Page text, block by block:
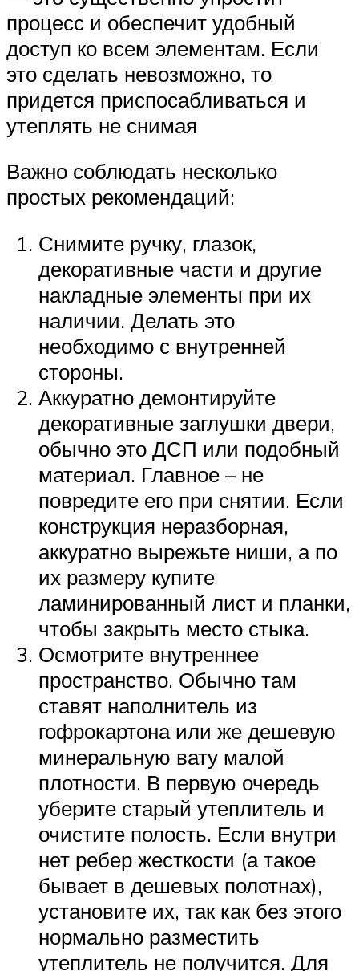
процесс и обеспечит удобный
доступ ко всем элементам. Если
это сделать невозможно, то
придется приспосабливаться и
утеплять не снимая
Важно соблюдать несколько
простых рекомендаций:
Снимите ручку, глазок,
декоративные части и другие
накладные элементы при их
наличии. Делать это
необходимо с внутренней
стороны.
Аккуратно демонтируйте
декоративные заглушки двери,
обычно это ДСП или подобный
материал. Главное – не
повредите его при снятии. Если
конструкция неразборная,
аккуратно вырежьте ниши, а по
их размеру купите
ламинированный лист и планки,
чтобы закрыть место стыка.
Осмотрите внутреннее
пространство. Обычно там
ставят наполнитель из
гофрокартона или же дешевую
минеральную вату малой
плотности. В первую очередь
уберите старый утеплитель и
очистите полость. Если внутри
нет ребер жесткости (а такое
бывает в дешевых полотнах),
установите их, так как без этого
нормально разместить
утеплитель не получится. Для